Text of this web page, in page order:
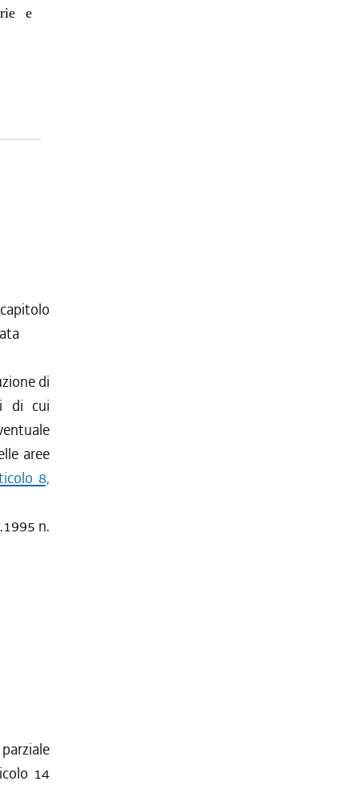
e
di
di cui
aree
8,
n.
14